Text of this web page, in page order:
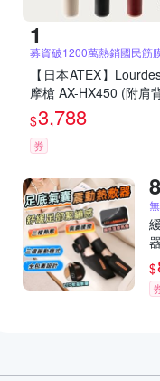
募資破1200萬熱銷國民筋
【日本ATEX】
摩槍 AX-HX450 (附肩
$3,788
券
$